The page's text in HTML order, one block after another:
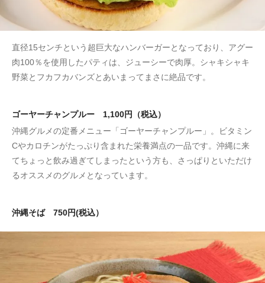
直径15センチという超巨大なハンバーガーとなっており、アグー
肉100％を使用したパティは、ジューシーで肉厚。シャキシャキ
野菜とフカフカバンズとあいまってまさに絶品です。
ゴーヤーチャンプルー 1,100円（税込）
沖縄グルメの定番メニュー「ゴーヤーチャンプルー」。ビタミン
Cやカロチンがたっぷり含まれた栄養満点の一品です。沖縄に来
てちょっと飲み過ぎてしまったという方も、さっぱりといただけ
るオススメのグルメとなっています。
沖縄そば 750円(税込）